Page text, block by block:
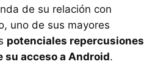
de su relación con
uno de sus mayores
potenciales repercusiones
su acceso a Android.